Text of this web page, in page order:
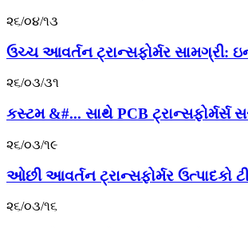
૨૬/૦૪/૧૩
ઉચ્ચ આવર્તન ટ્રાન્સફોર્મર સામગ્રી:
૨૬/૦૩/૩૧
કસ્ટમ &#... સાથે PCB ટ્રાન્સફોર્મર્સ
૨૬/૦૩/૧૯
ઓછી આવર્તન ટ્રાન્સફોર્મર ઉત્પાદકો
૨૬/૦૩/૧૬